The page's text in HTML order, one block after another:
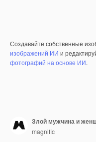
Создавайте собственные
изображений ИИ и
фотографий на основе ИИ.
Злой мужчина и
magnific